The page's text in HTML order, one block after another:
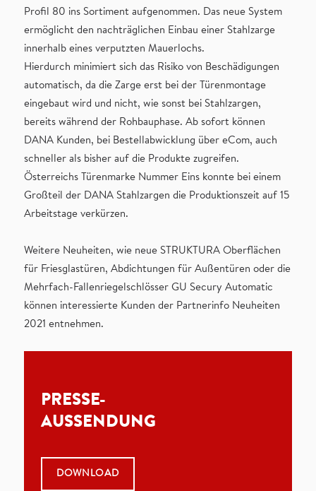
Profil 80 ins Sortiment aufgenommen. Das neue System
ermöglicht den nachträglichen Einbau einer Stahlzarge
innerhalb eines verputzten Mauerlochs.
Hierdurch minimiert sich das Risiko von Beschädigungen
automatisch, da die Zarge erst bei der Türenmontage
eingebaut wird und nicht, wie sonst bei Stahlzargen,
bereits während der Rohbauphase. Ab sofort können
DANA Kunden, bei Bestellabwicklung über eCom, auch
schneller als bisher auf die Produkte zugreifen.
Österreichs Türenmarke Nummer Eins konnte bei einem
Großteil der DANA Stahlzargen die Produktionszeit auf 15
Arbeitstage verkürzen.
Weitere Neuheiten, wie neue STRUKTURA Oberflächen
für Friesglastüren, Abdichtungen für Außentüren oder die
Mehrfach-Fallenriegelschlösser GU Secury Automatic
können interessierte Kunden der Partnerinfo Neuheiten
2021 entnehmen.
PRESSE-
AUSSENDUNG
DOWNLOAD